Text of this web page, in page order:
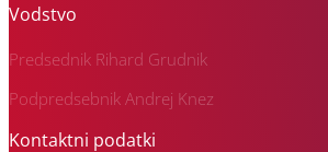
Vodstvo
Predsednik Rihard Grudnik
Podpredsebnik Andrej Knez
Kontaktni podatki